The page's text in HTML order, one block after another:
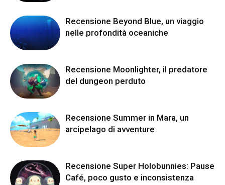
Recensione Beyond Blue, un viaggio
nelle profondità oceaniche
Recensione Moonlighter, il predatore
del dungeon perduto
Recensione Summer in Mara, un
arcipelago di avventure
Recensione Super Holobunnies: Pause
Café, poco gusto e inconsistenza